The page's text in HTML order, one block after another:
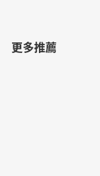
EP.65 上帝自有一把
更多推薦